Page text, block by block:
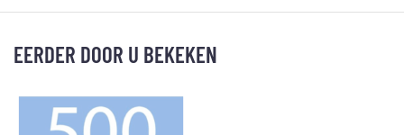
EERDER DOOR U BEKEKEN